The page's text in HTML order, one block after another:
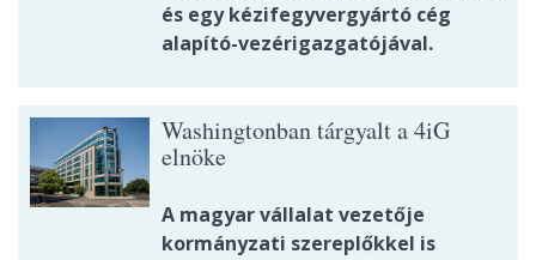
és egy kézifegyvergyártó cég
alapító-vezérigazgatójával.
Washingtonban tárgyalt a 4iG
elnöke
A magyar vállalat vezetője
kormányzati szereplőkkel is